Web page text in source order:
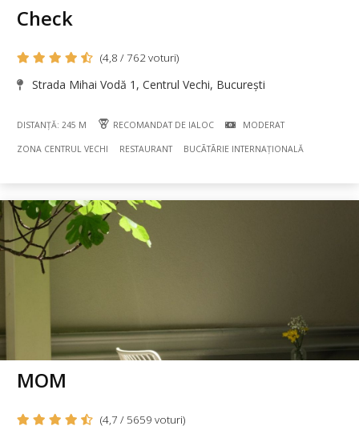
Check
(4,8 / 762 voturi)
Strada Mihai Vodă 1, Centrul Vechi, București
DISTANȚĂ: 245 M RECOMANDAT DE IALOC MODERAT
ZONA CENTRUL VECHI RESTAURANT BUCÃTÃRIE INTERNAȚIONALĂ
MOM
(4,7 / 5659 voturi)